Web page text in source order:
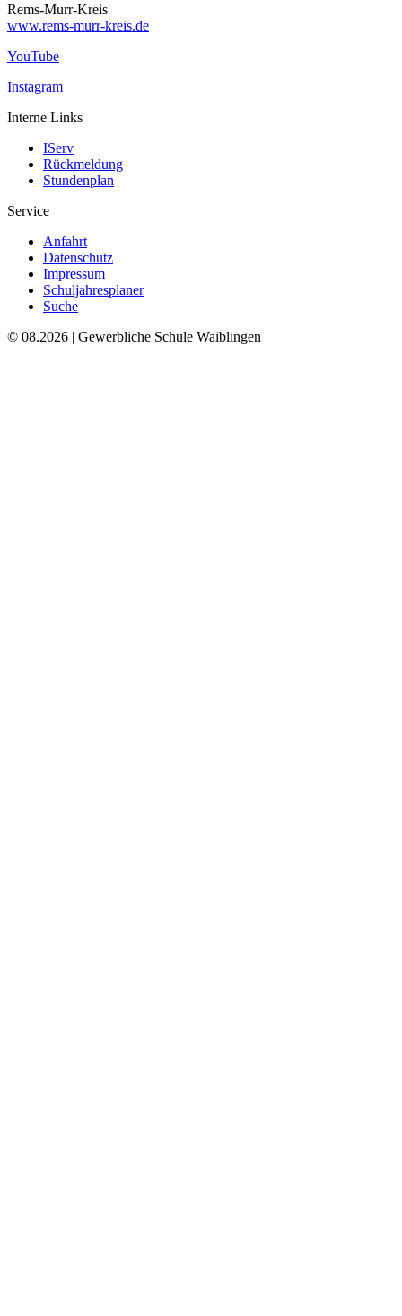
Rems-Murr-Kreis
www.rems-murr-kreis.de
YouTube
Instagram
Interne Links
IServ
Rückmeldung
Stundenplan
Service
Anfahrt
Datenschutz
Impressum
Schuljahresplaner
Suche
© 08.2026 | Gewerbliche Schule Waiblingen